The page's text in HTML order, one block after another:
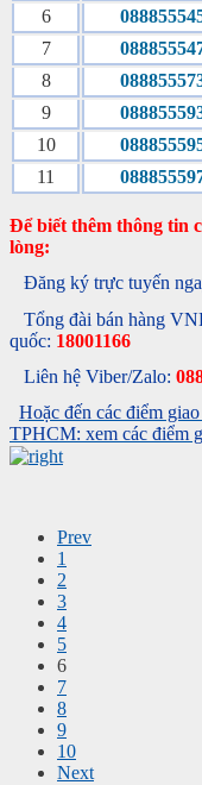
6
7
8
9
10
11
Để biết thêm thông tin
lòng:
Đăng ký trực tuyến
Tổng đài bán hàng
quốc: 18001166
Liên hệ Viber/Zalo:
Hoặc đến các điểm
TPHCM: xem các điểm
Prev
1
2
3
4
5
6
7
8
9
10
Next